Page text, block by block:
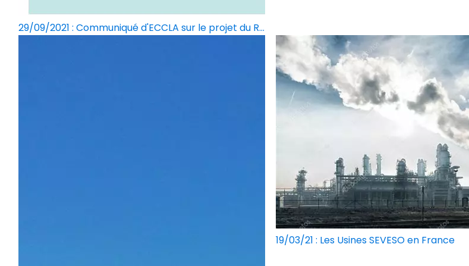
29/09/2021 : Communiqué d'ECCLA sur le projet du R...
19/03/21 : Les Usines SEVESO en France